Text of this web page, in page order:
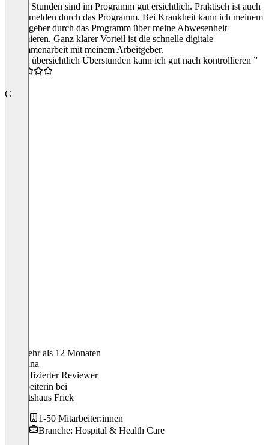
Meine Stunden sind im Programm gut ersichtlich. Praktisch ist auch
das abmelden durch das Programm. Bei Krankheit kann ich meinem
Arbeitgeber durch das Programm über meine Abwesenheit
informieren. Ganz klarer Vorteil ist die schnelle digitale
Zusammenarbeit mit meinem Arbeitgeber.
“Es ist übersichtlich Überstunden kann ich gut nach kontrollieren ”
C
Vor mehr als 12 Monaten
Christina
Verifizierter Reviewer
Mitarbeiterin bei
Sanitätshaus Frick
1-50 Mitarbeiter:innen
Branche: Hospital & Health Care